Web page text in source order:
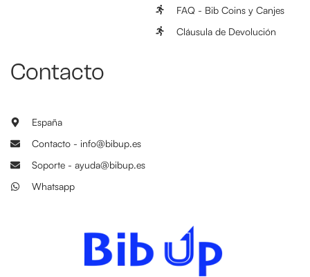
FAQ - Bib Coins y Canjes
Cláusula de Devolución
Contacto
España
Contacto - info@bibup.es
Soporte - ayuda@bibup.es
Whatsapp